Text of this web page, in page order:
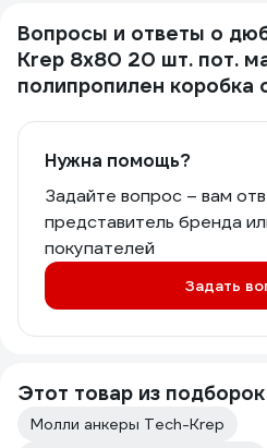
Вопросы и ответы о
Krep 8х80 20 шт. пот.
полипропилен коробка
Нужна помощь?
Задайте вопрос – вам
представитель бренда
покупателей
Задать
Этот товар из подборок
Молли анкеры Tech-Krep